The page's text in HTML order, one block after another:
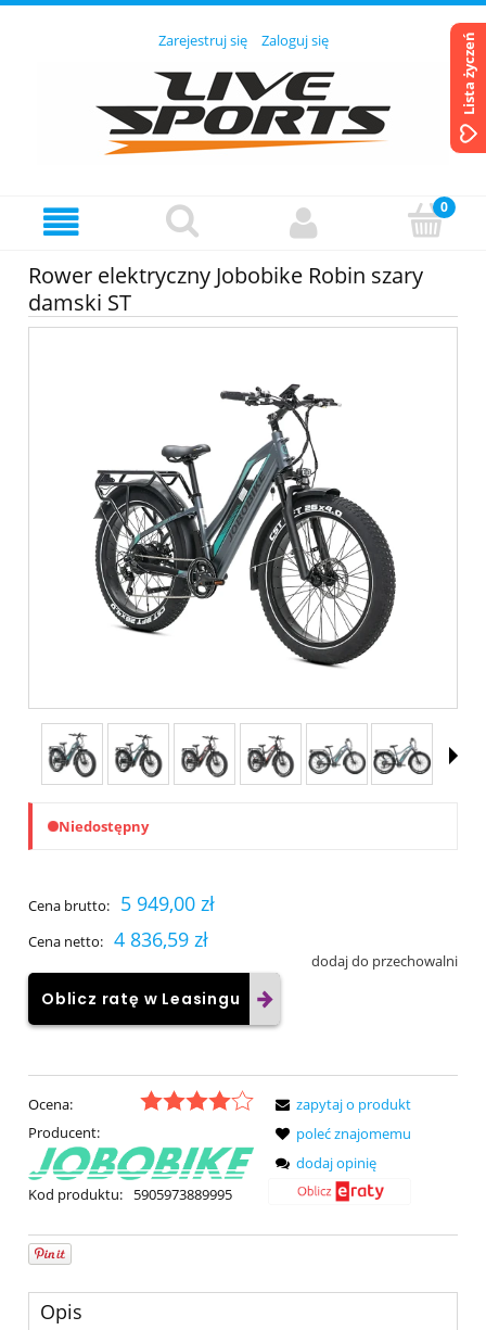
Zarejestruj się Zaloguj się
Rower elektryczny Jobobike Robin szary
damski ST
Niedostępny
Cena brutto: 5 949,00 zł
Cena netto: 4 836,59 zł
dodaj do przechowalni
Oblicz ratę w Leasingu
Ocena:
Producent:
Kod produktu: 5905973889995
zapytaj o produkt
poleć znajomemu
dodaj opinię
Opis
Lista życzeń